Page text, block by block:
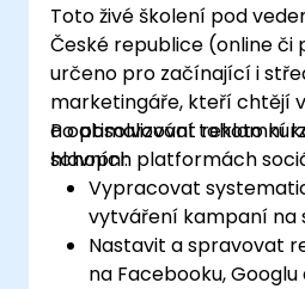
Aplikovat osvědčené
vytváření
marketingu pomocí
Toto živé školení pod
České republice (online či
určeno pro začínající i
marketingáře, kteří chtějí
a optimalizovat reklamní
hlavních platformách
Po absolvování tohoto
schopni:
Vypracovat
vytváření kampaní na
Nastavit a spravovat
na Facebooku, Googlu